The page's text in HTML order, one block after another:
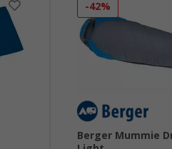
-42%
Berger Mummie